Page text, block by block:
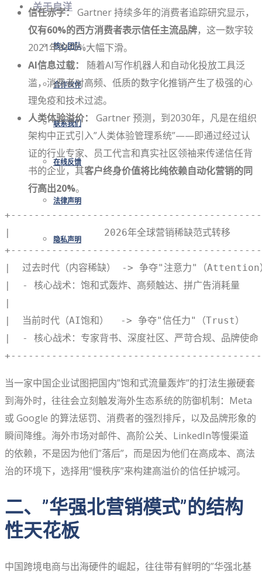
关于启洋
核心团队
合作伙伴
联系我们
在线反馈
法律声明
隐私声明
信任赤字： Gartner 持续多年的消费者追踪研究显示，
仅有60%的西方消费者表示信任主流品牌，这一数字较
2021年的70%大幅下滑。
AI信息过载：
随着AI写作机器人和自动化投放工具泛
滥，消费者对高频、低质的数字化推销产生了极强的心
理免疫和技术过滤。
人类体验溢价：
Gartner 预测，到2030年，凡是在组织
架构中正式引入”人类体验管理系统”——即通过经过认
证的行业专家、员工代言和真实社区领袖来传递信任背
书的企业，其客户终身价值将比纯依赖自动化营销的同
行高出20%。
|                2026年全球营销稀缺范式转
|  过去时代（内容稀缺） -> 争夺"注意力"（
|  - 核心战术：饱和式轰炸、高频触达、拼广告消
|  当前时代（AI饱和）  -> 争夺"信任力"（
|  - 核心战术：专家背书、深度社区、严苛合规、品
当一家中国企业试图把国内”饱和式流量轰炸”的打法生搬硬套
到海外时，往往会立刻触发海外生态系统的防御机制：Meta
或 Google 的算法惩罚、消费者的强烈排斥，以及品牌形象的
瞬间降维。海外市场对邮件、高阶公关、LinkedIn等慢渠道
的依赖，不是因为他们”落后”，而是因为他们在高成本、高法
治的环境下，选择用”慢秩序”来构建高溢价的信任护城河。
二、”华强北营销模式”的结构
性天花板
中国跨境电商与出海硬件的崛起，往往带有鲜明的”华强北基